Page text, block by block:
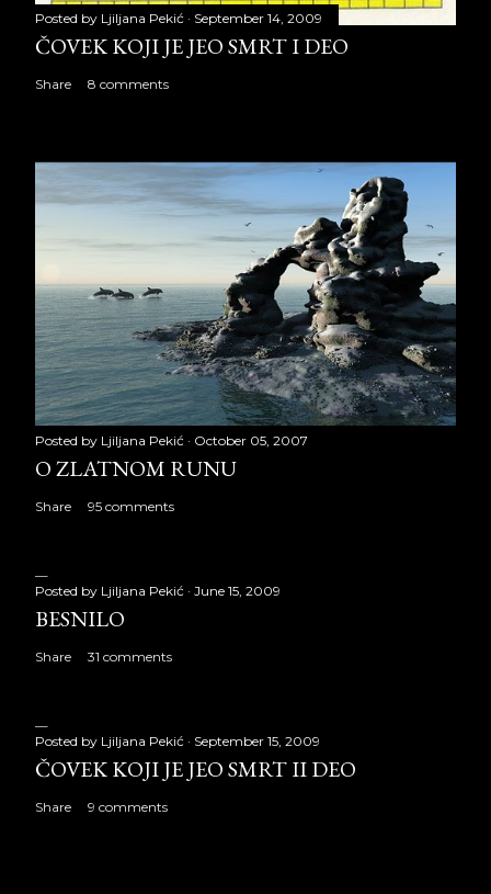
Posted by Ljiljana Pekić September 14, 2009
ČOVEK KOJI JE JEO SMRT I DEO
Share 8 comments
Posted by Ljiljana Pekić October 05, 2007
O ZLATNOM RUNU
Share 95 comments
Posted by Ljiljana Pekić June 15, 2009
BESNILO
Share 31 comments
Posted by Ljiljana Pekić September 15, 2009
ČOVEK KOJI JE JEO SMRT II DEO
Share 9 comments